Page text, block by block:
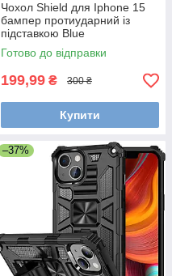
Чохол Shield для Iphone 15
бампер протиударний із
підставкою Blue
Готово до відправки
199,99 ₴ 300 ₴
Купити
–37%